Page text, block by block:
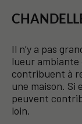
Il n’y a pas
lueur ambiante
contribuent à
une maison. Si
peuvent
loin.